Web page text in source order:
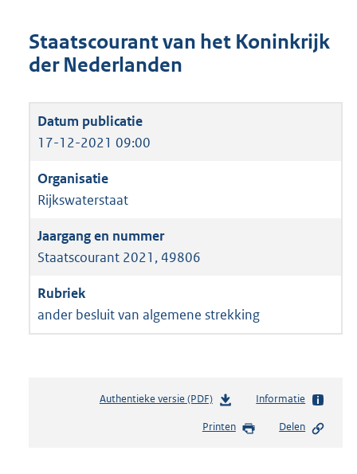
Staatscourant van het Koninkrijk
der Nederlanden
17-12-2021 09:00
Rijkswaterstaat
Staatscourant 2021, 49806
ander besluit van algemene strekking
Authentieke versie (PDF)b
s
Informatie
Printen Delen